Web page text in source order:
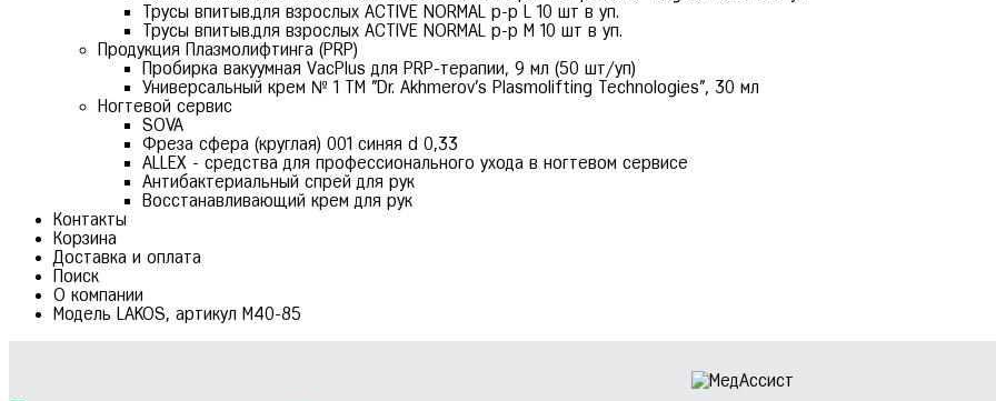
Трусы впитыв.для взрослых ACTIVE NORMAL р-р L 10 шт в уп.
Трусы впитыв.для взрослых ACTIVE NORMAL р-р М 10 шт в уп.
Продукция Плазмолифтинга (PRP)
Пробирка вакуумная VacPlus для PRP-терапии, 9 мл (50 шт/уп)
Универсальный крем № 1 ТМ "Dr. Akhmerov's Plasmolifting Technologies", 30 мл
Ногтевой сервис
SOVA
Фреза сфера (круглая) 001 синяя d 0,33
ALLEX - средства для профессионального ухода в ногтевом сервисе
Антибактериальный спрей для рук
Восстанавливающий крем для рук
Контакты
Корзина
Доставка и оплата
Поиск
О компании
Модель LAKOS, артикул М40-85